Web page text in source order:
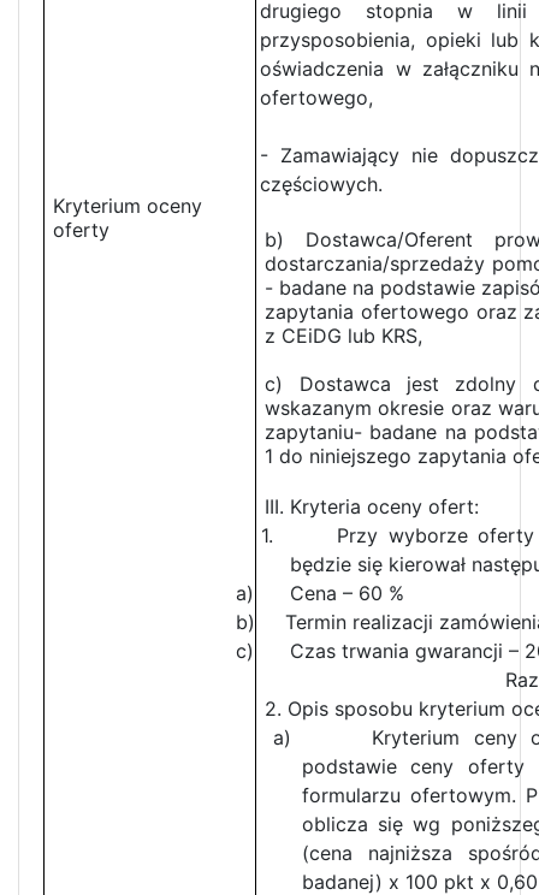
Kryterium oceny
oferty
drugiego stopnia w
przysposobienia, opieki lub
oświadczenia w
ofertowego,
- Zamawiający nie
częściowych.
b) Dostawca/Oferent
dostarczania/sprzedaży
- badane na podstawie
zapytania ofertowego oraz
z CEiDG lub KRS,
c) Dostawca jest zdolny
wskazanym okresie oraz
zapytaniu- badane na
1 do niniejszego zapytania
III. Kryteria oceny ofert:
1. Przy wyborze oferty
będzie się kierował
a) Cena – 60 %
b) Termin realizacji
c) Czas trwania gwarancji –
Razem:
2. Opis sposobu kryterium
a) Kryterium ceny
podstawie ceny oferty
formularzu ofertowym.
oblicza się wg
(cena najniższa
badanej) x 100 pkt x 0,60